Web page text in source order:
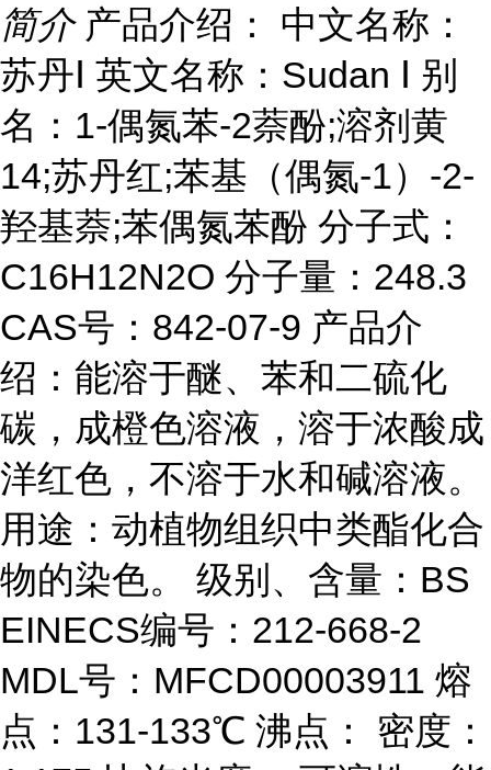
简介 产品介绍： 中文名称：
苏丹Ⅰ 英文名称：Sudan Ⅰ 别
名：1-偶氮苯-2萘酚;溶剂黄
14;苏丹红;苯基（偶氮-1）-2-
羟基萘;苯偶氮苯酚 分子式：
C16H12N2O 分子量：248.3
CAS号：842-07-9 产品介
绍：能溶于醚、苯和二硫化
碳，成橙色溶液，溶于浓酸成
洋红色，不溶于水和碱溶液。
用途：动植物组织中类酯化合
物的染色。 级别、含量：BS
EINECS编号：212-668-2
MDL号：MFCD00003911 熔
点：131-133℃ 沸点： 密度：